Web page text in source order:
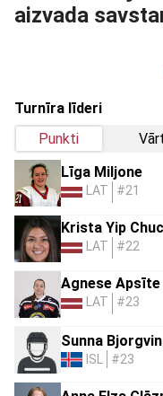
Turnīra līderi
Punkti
Līga Miljone
LAT #21
Krista Yip
LAT #22
Agnese Apsīte
LAT #23
Sunna
ISL #23